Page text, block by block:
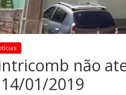
não
01/2019